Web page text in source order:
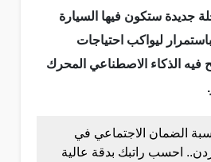
جديدة ستكون فيها السيارة
ليواكب احتياجات
فيه الذكاء الاصطناعي المحرك
الضمان الاجتماعي في
احسب راتبك بدقة عالية